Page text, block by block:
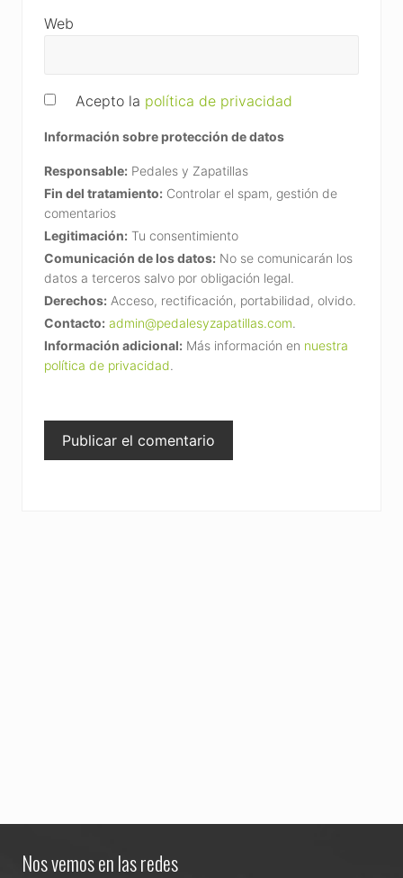
Web
Acepto la política de privacidad
Información sobre protección de datos
Responsable: Pedales y Zapatillas
Fin del tratamiento: Controlar el spam, gestión de
comentarios
Legitimación: Tu consentimiento
Comunicación de los datos: No se comunicarán los
datos a terceros salvo por obligación legal.
Derechos: Acceso, rectificación, portabilidad, olvido.
Contacto: admin@pedalesyzapatillas.com.
Información adicional: Más información en nuestra
política de privacidad.
Nos vemos en las redes